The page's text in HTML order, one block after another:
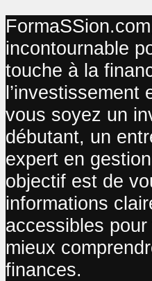
incontournable
touche à la
l’investissement
vous soyez un
débutant, un
expert en
objectif est de
informations
accessibles
mieux
finances.